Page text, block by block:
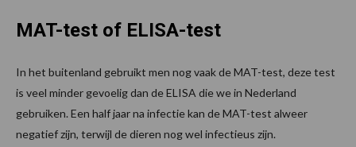
MAT-test of ELISA-test
In het buitenland gebruikt men nog vaak de MAT-test, deze test
is veel minder gevoelig dan de ELISA die we in Nederland
gebruiken. Een half jaar na infectie kan de MAT-test alweer
negatief zijn, terwijl de dieren nog wel infectieus zijn.